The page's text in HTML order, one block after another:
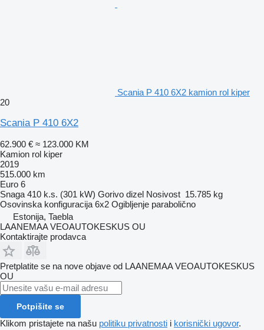
Scania P 410 6X2 kamion rol kiper
20
Scania P 410 6X2
62.900 € ≈ 123.000 KM
Kamion rol kiper
2019
515.000 km
Euro 6
Snaga 410 k.s. (301 kW) Gorivo dizel Nosivost 15.785 kg
Osovinska konfiguracija 6x2 Ogibljenje parabolično
Estonija, Taebla
LAANEMAA VEOAUTOKESKUS OU
Kontaktirajte prodavca
Pretplatite se na nove objave od LAANEMAA VEOAUTOKESKUS
OU
Potpišite se
Klikom pristajete na našu politiku privatnosti i korisnički ugovor.